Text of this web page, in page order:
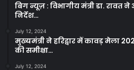
बिग न्यूज़ : विभागीय मंत्री डा. रावत ने
निर्देश…
July 12, 2024
मुख्यमंत्री ने हरिद्वार में कावड़ मेला
की समीक्षा…
July 12, 2024